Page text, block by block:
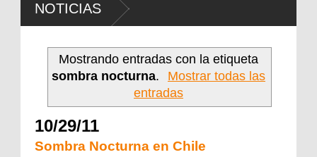
NOTICIAS
Mostrando entradas con la etiqueta
sombra nocturna.
Mostrar todas las
entradas
10/29/11
Sombra Nocturna en Chile